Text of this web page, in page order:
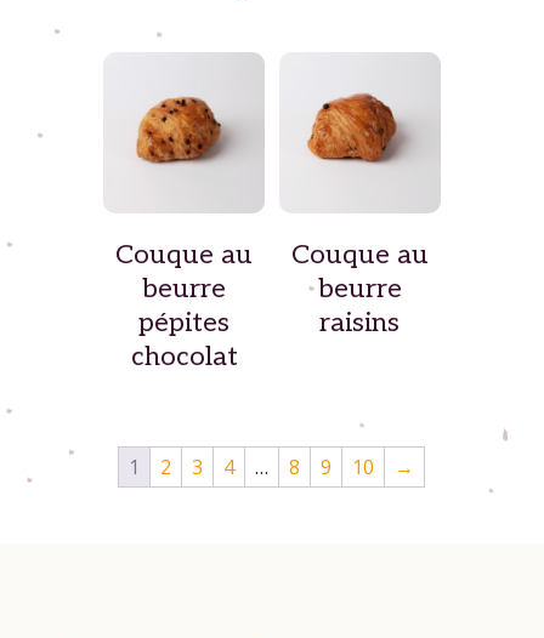
Couque au
beurre
pépites
chocolat
Couque au
beurre
raisins
1 2 3 4 … 8 9 10 →